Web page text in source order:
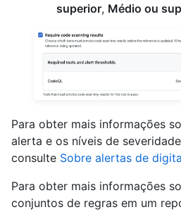
superior, Médio ou
Para obter mais informações
alerta e os níveis de
consulte Sobre alertas de
Para obter mais informações
conjuntos de regras em um